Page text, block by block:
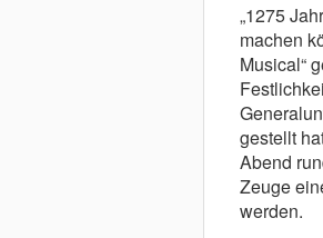
„1275
machen
Musical“
gestellt
Abend
Zeuge
werden.